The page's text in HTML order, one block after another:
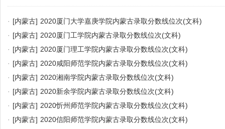
· [内蒙古] 2020厦门大学嘉庚学院内蒙古录取分数线位次(文科)
· [内蒙古] 2020厦门工学院内蒙古录取分数线位次(文科)
· [内蒙古] 2020厦门理工学院内蒙古录取分数线位次(文科)
· [内蒙古] 2020咸阳师范学院内蒙古录取分数线位次(文科)
· [内蒙古] 2020湘南学院内蒙古录取分数线位次(文科)
· [内蒙古] 2020新余学院内蒙古录取分数线位次(文科)
· [内蒙古] 2020忻州师范学院内蒙古录取分数线位次(文科)
· [内蒙古] 2020信阳师范学院内蒙古录取分数线位次(文科)